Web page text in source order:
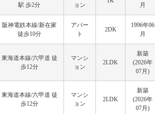
駅 歩2分
ョン
月
阪神電鉄本線/新在家
徒歩10分
アパー
ト
2DK
1996年06
月
東海道本線/六甲道 徒
歩12分
マンシ
ョン
2LDK
新築
(2026年
07月)
東海道本線/六甲道 徒
歩12分
マンシ
ョン
2LDK
新築
(2026年
07月)